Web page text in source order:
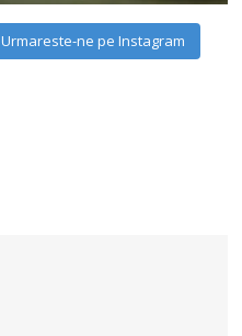
Urmareste-ne pe Instagram